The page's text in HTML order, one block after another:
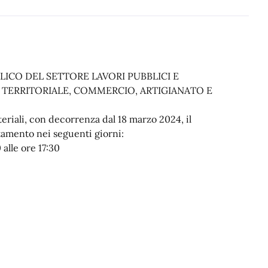
DEL SETTORE LAVORI PUBBLICI E
COMMERCIO, ARTIGIANATO E
con decorrenza dal 18 marzo 2024, il
nei seguenti giorni:
ore 17:30